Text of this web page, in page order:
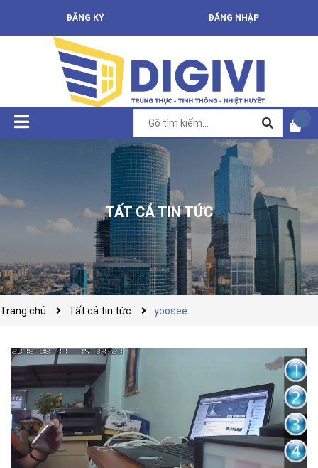
ĐĂNG KÝ ĐĂNG NHẬP
TẤT CẢ TIN TỨC
Trang chủ Tất cả tin tức yoosee